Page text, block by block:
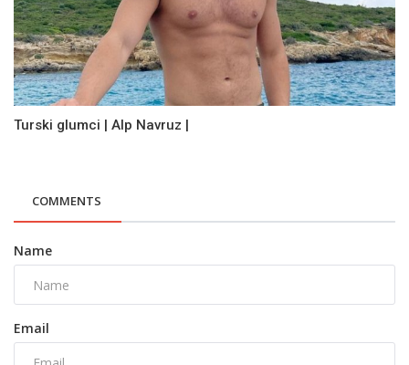
Turski glumci | Alp Navruz |
COMMENTS
Name
Email